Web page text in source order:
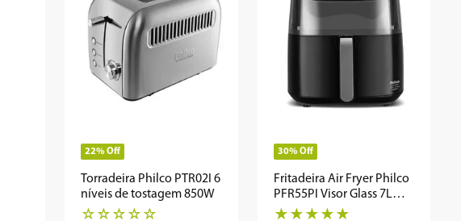
22%Off
Torradeira Philco PTR02I 6
níveis de tostagem 850W
☆ ☆ ☆ ☆ ☆
30% Off
Fritadeira Air Fryer Philco
PFR55PI Visor Glass 7L
1800W
★ ★ ★ ★ ★